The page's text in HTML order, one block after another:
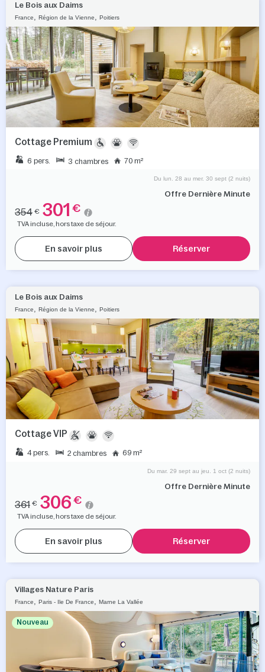
Le Bois aux Daims
France, Région de la Vienne, Poitiers
Cottage Premium
6 pers. 3 chambres 70 m²
Offre Dernière Minute
Du lun. 28 au mer. 30 sept (2 nuits)
354 € 301 €
TVA incluse, hors taxe de séjour.
En savoir plus Réserver
Le Bois aux Daims
France, Région de la Vienne, Poitiers
Cottage VIP
4 pers. 2 chambres 69 m²
Offre Dernière Minute
Du mar. 29 sept au jeu. 1 oct (2 nuits)
361 € 306 €
TVA incluse, hors taxe de séjour.
En savoir plus Réserver
Villages Nature Paris
France Paris - Ile De France Marne La Vallée
Nouveau